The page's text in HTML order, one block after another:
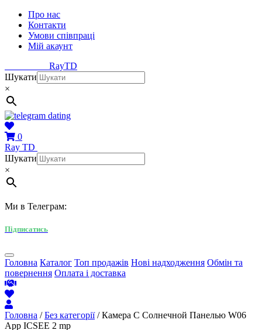
Про нас
Контакти
Умови співпраці
Мій акаунт
RayTD
Шукати
×
0
Ray TD
Шукати
×
Ми в Телеграм:
Підписатись
Головна Каталог Топ продажів Нові надходження Обмін та
повернення Оплата і доставка
Головна /Без категорії/ Камера С Солнечной Панелью W06
App ICSEE 2 mp